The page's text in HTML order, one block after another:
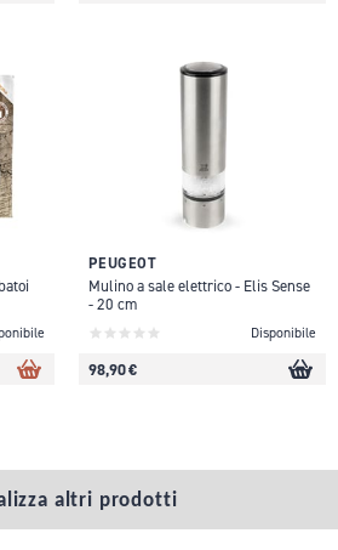
PEUGEOT
Mulino a sale elettrico - Elis Sense
- 20 cm
Disponibile
98,90 €
altri prodotti